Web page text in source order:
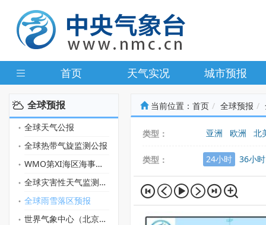
首页 天气实况 城市预报
全球预报
全球天气公报
全球热带气旋监测公报
WMO第XI海区海事天气公报
全球灾害性天气监测月报
全球雨雪落区预报
世界气象中心（北京）门户网
当前位置： 首页 全球预报
类型： 亚洲 欧洲 北
类型： 24小时 36小时